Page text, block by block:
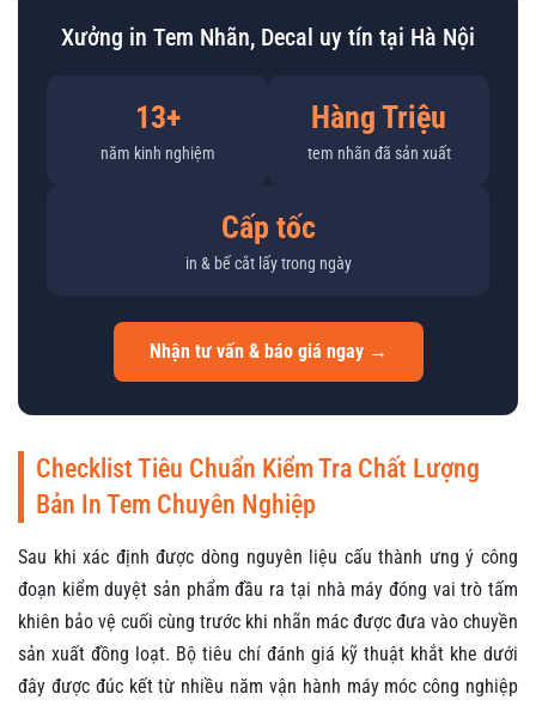
Xưởng in Tem Nhãn, Decal uy tín tại Hà Nội
13+
năm kinh nghiệm
Hàng Triệu
tem nhãn đã sản xuất
Cấp tốc
in & bế cắt lấy trong ngày
Nhận tư vấn & báo giá ngay →
Checklist Tiêu Chuẩn Kiểm Tra Chất Lượng
Bản In Tem Chuyên Nghiệp
Sau khi xác định được dòng nguyên liệu cấu thành ưng ý công
đoạn kiểm duyệt sản phẩm đầu ra tại nhà máy đóng vai trò tấm
khiên bảo vệ cuối cùng trước khi nhãn mác được đưa vào chuyền
sản xuất đồng loạt. Bộ tiêu chí đánh giá kỹ thuật khắt khe dưới
đây được đúc kết từ nhiều năm vận hành máy móc công nghiệp